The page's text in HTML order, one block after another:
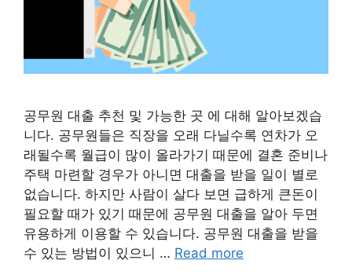
공무원 대출 추천 및 가능한 곳 에 대해 알아보겠습
니다. 공무원들은 직장을 오래 다닐수록 연차가 오
래될수록 월급이 많이 올라가기 때문에 결혼 준비나
주택 마련할 경우가 아니면 대출을 받을 일이 별로
없습니다. 하지만 사람이 살다 보면 급하게 큰돈이
필요할 때가 있기 때문에 공무원 대출을 알아 두면
유용하게 이용할 수 있습니다. 공무원 대출을 받을
수 있는 방법이 있으니 … Read more